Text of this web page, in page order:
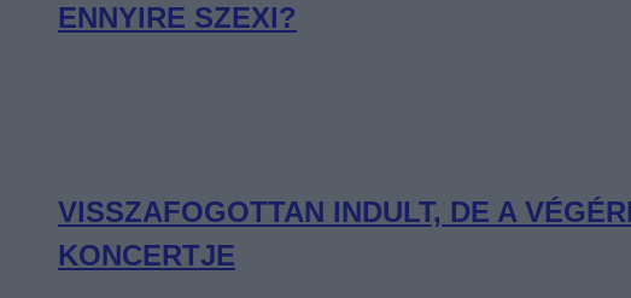
ENNYIRE SZEXI?
VISSZAFOGOTTAN INDULT, DE A
KONCERTJE